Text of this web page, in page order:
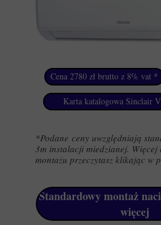
*Podane ceny uwzględniają
3m instalacji miedzianej. Więcej
montażu przeczytasz klikając w
Karta katalogowa Sinclair
Cena 2780 zł brutto z 8% vat *
Standardowy montaż
więcej